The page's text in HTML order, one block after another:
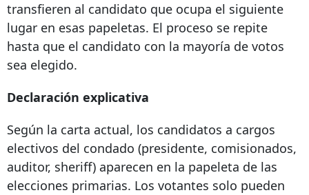
transfieren al candidato que ocupa el siguiente
lugar en esas papeletas. El proceso se repite
hasta que el candidato con la mayoría de votos
sea elegido.
Declaración explicativa
Según la carta actual, los candidatos a cargos
electivos del condado (presidente, comisionados,
auditor, sheriff) aparecen en la papeleta de las
elecciones primarias. Los votantes solo pueden